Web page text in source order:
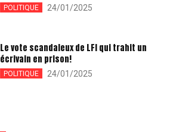
POLITIQUE 24/01/2025
Le vote scandaleux de LFI qui trahit un
écrivain en prison!
POLITIQUE 24/01/2025